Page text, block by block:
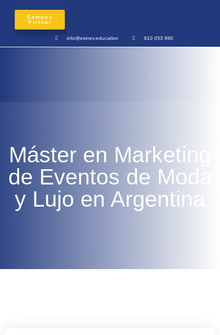
Campus
Virtual
info@esinev.education 910 053 890
Máster en Marketing
de Eventos de Moda
y Lujo en Argentina